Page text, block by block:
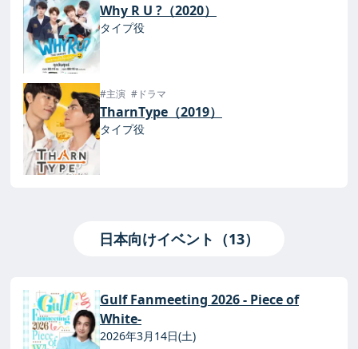
Why R U ?（2020）
タイプ役
#主演 #ドラマ
TharnType（2019）
タイプ役
日本向けイベント（13）
Gulf Fanmeeting 2026 - Piece of
White-
2026年3月14日(土)